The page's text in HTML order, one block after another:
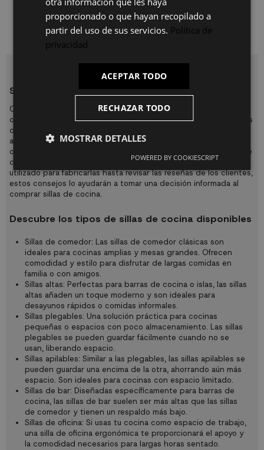
Has visto32de51productos
Sillas de cocina baratas
Cuando se trata de comprar sillas de cocina, la durabilidad y la
comodidad deben ser su máxima prioridad. Con tantas opciones
disponibles en el mercado, puede ser difícil encontrar la
adecuada para sus necesidades. Afortunadamente, hay algunos
consejos que puede seguir para asegurarse de comprar sillas de
cocina duraderas y cómodas. Desde considerar el material
utilizado para fabricarlas hasta revisar las reseñas de los clientes,
estos consejos lo ayudarán a tomar una decisión informada al
comprar sillas de cocina.
Descubre los tipos de sillas de cocina disponibles
Sillas de comedor: Las sillas de comedor clásicas son
ideales para cocinas amplias y mesas grandes. Ofrecen
comodidad y estilo para disfrutar de largas comidas en
familia o con amigos.
Sillas altas: Perfectas para barras de cocina o islas, las sillas
altas añaden un toque moderno y son ideales para
desayunos rápidos o comidas informales.
Sillas plegables: Una solución práctica para cocinas
pequeñas o espacios con poco almacenamiento. Las sillas
plegables se pueden guardar fácilmente cuando no se
usan, liberando espacio.
Sillas apilables: Similar a las plegables, las sillas apilables se
pueden guardar una encima de la otra, ahorrando aún más
espacio. Son ideales para cocinas con espacio limitado.
Sillas de bar: Diseñadas específicamente para barras de
cocina, las sillas de bar suelen ser más altas que las sillas
de comedor y tienen un respaldo más bajo.
Sillas de oficina: Si usas tu cocina como espacio de trabajo,
una silla de oficina ergonómica te proporcionará el apoyo y
la comodidad necesarios para largas horas sentado.
proporcionado o que hayan recopilado a
partir del uso de sus servicios. Política de
privacidad
ACEPTAR TODO
RECHAZAR TODO
MOSTRAR DETALLES
POWERED BY COOKIESCRIPT